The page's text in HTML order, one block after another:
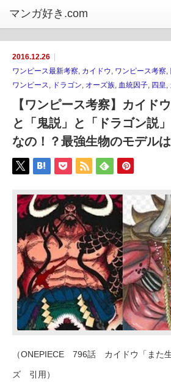
2016.12.26
ワンピース最新考察, カイドウ, ワンピース考察,
ワンピース, ドラゴン, オーズ族, 血統因子, 四皇,
【ワンピース考察】カイド
と「鬼説」と「ドラゴン説
なの！？最強生物のモデル
（ONEPIECE 796話 カイドウ「また
ズ 引用）